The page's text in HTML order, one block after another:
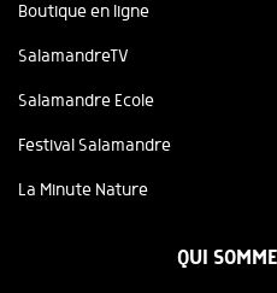
Boutique en ligne
SalamandreTV
Salamandre Ecole
Festival Salamandre
La Minute Nature
QUI